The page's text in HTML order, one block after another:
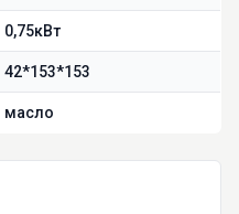
0,75кВт
42*153*153
масло